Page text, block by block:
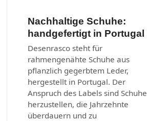
Nachhaltige Schuhe:
handgefertigt in Portugal
Desenrasco steht für
rahmengenähte Schuhe aus
pflanzlich gegerbtem Leder,
hergestellt in Portugal. Der
Anspruch des Labels sind Schuhe
herzustellen, die Jahrzehnte
überdauern und zu